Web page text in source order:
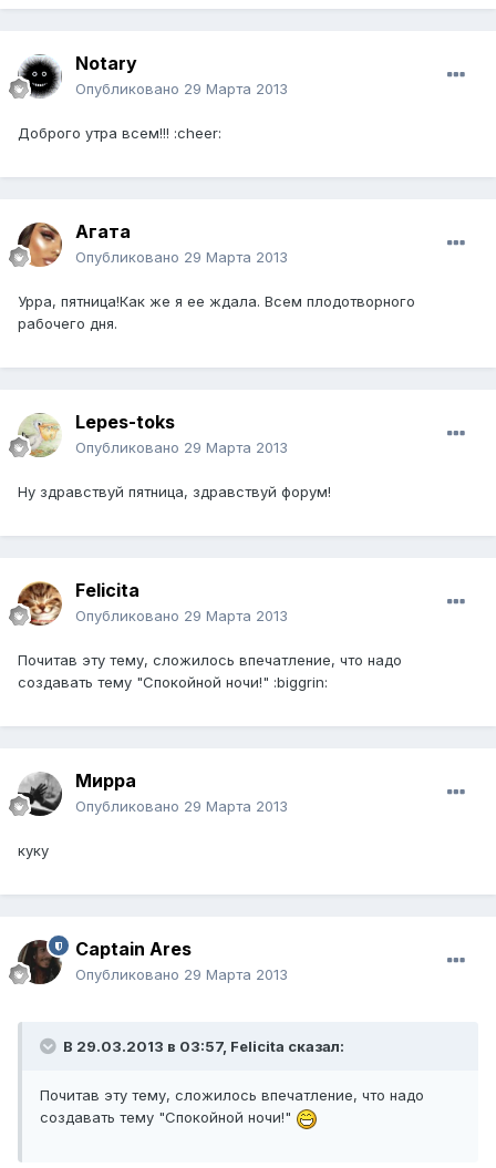
Notary
Опубликовано 29 Марта 2013
Доброго утра всем!!! :cheer:
Агата
Опубликовано 29 Марта 2013
Урра, пятница!Как же я ее ждала. Всем плодотворного
рабочего дня.
Lepes-toks
Опубликовано 29 Марта 2013
Ну здравствуй пятница, здравствуй форум!
Felicita
Опубликовано 29 Марта 2013
Почитав эту тему, сложилось впечатление, что надо
создавать тему "Спокойной ночи!" :biggrin:
Мирра
Опубликовано 29 Марта 2013
куку
Captain Ares
Опубликовано 29 Марта 2013
В 29.03.2013 в 03:57, Felicita сказал:
Почитав эту тему, сложилось впечатление, что надо
создавать тему "Спокойной ночи!"